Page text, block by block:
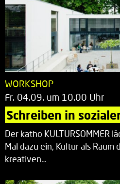
WORKSHOP
Fr. 04.09. um 10.00 Uhr
Schreiben in
Der katho KULTURSOMMER
Mal dazu ein, Kultur als Raum
kreativen…